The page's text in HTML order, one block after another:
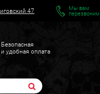
47
Мы вам
перезвоним
Безопасная
и удобная оплата